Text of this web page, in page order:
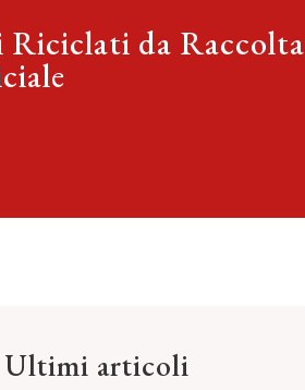
da Raccolta
Ultimi articoli